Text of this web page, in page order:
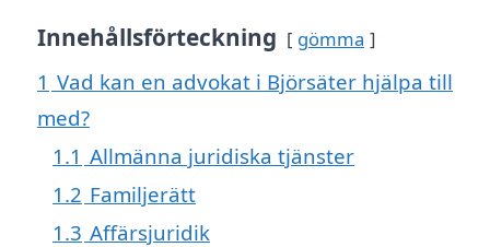
Innehållsförteckning gömma
1 Vad kan en advokat i Björsäter hjälpa till
med?
1.1 Allmänna juridiska tjänster
1.2 Familjerätt
1.3 Affärsjuridik